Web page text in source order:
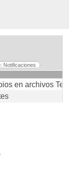
Notificaciones
en archivos